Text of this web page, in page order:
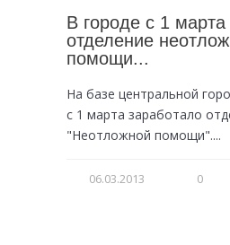
В городе с 1 марта
отделение
помощи...
На базе центральной
с 1 марта заработало
"Неотложной помощи"....
06.03.2013 0